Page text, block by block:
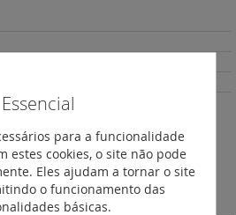
Imprimir
Essencial
para a funcionalidade
estes cookies, o site não pode
Eles ajudam a tornar o site
o funcionamento das
básicas.